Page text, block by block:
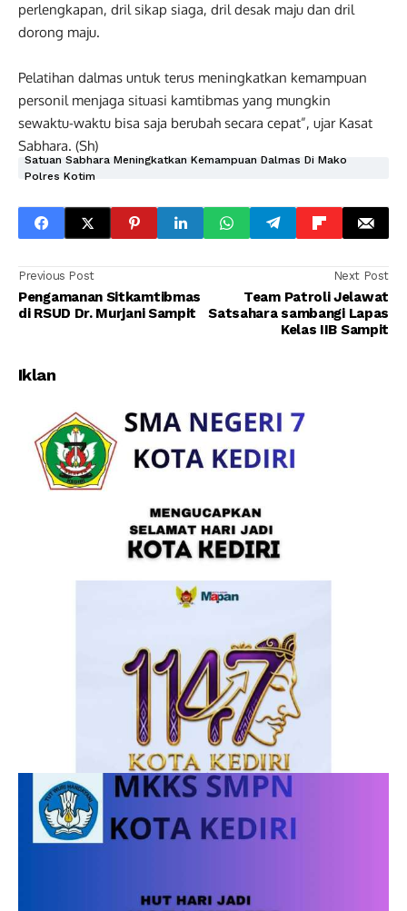
perlengkapan, dril sikap siaga, dril desak maju dan dril
dorong maju.
Pelatihan dalmas untuk terus meningkatkan kemampuan
personil menjaga situasi kamtibmas yang mungkin
sewaktu-waktu bisa saja berubah secara cepat”, ujar Kasat
Sabhara. (Sh)
Satuan Sabhara Meningkatkan Kemampuan Dalmas Di Mako
Polres Kotim
Previous Post
Pengamanan Sitkamtibmas
di RSUD Dr. Murjani Sampit
Next Post
Team Patroli Jelawat
Satsahara sambangi Lapas
Kelas IIB Sampit
Iklan